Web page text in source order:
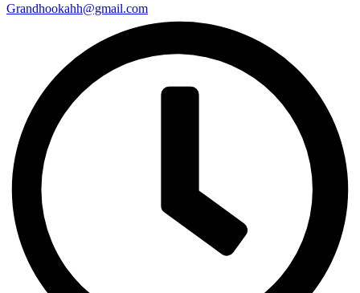
Grandhookahh@gmail.com